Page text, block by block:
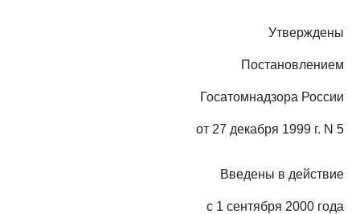
Утверждены
Постановлением
Госатомнадзора России
от 27 декабря 1999 г. N 5
Введены в действие
с 1 сентября 2000 года